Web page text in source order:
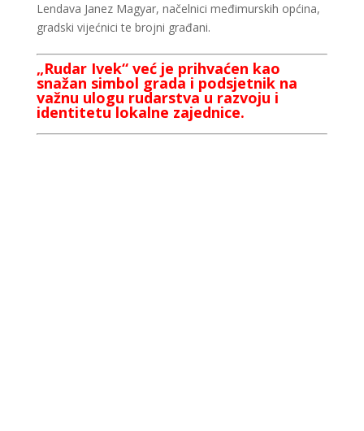
Lendava Janez Magyar, načelnici međimurskih općina,
gradski vijećnici te brojni građani.
„Rudar Ivek“ već je prihvaćen kao
snažan simbol grada i podsjetnik na
važnu ulogu rudarstva u razvoju i
identitetu lokalne zajednice.